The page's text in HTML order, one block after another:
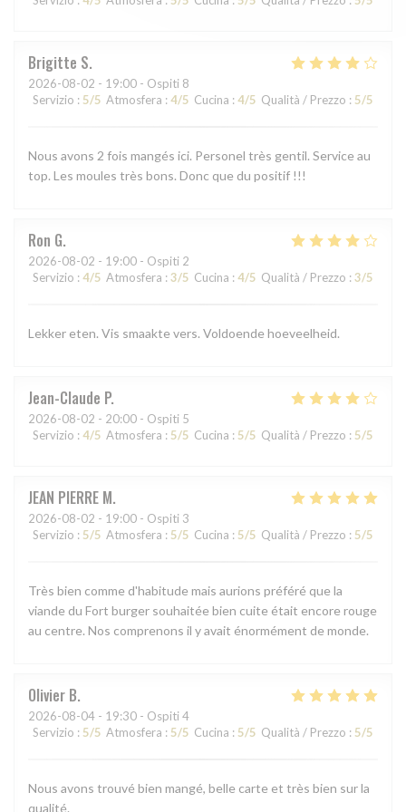
Brigitte S
2026-08-02 - 19:00 - Ospiti 8
Servizio : 5/5 Atmosfera : 4/5 Cucina : 4/5 Qualità / Prezzo : 5/5
Nous avons 2 fois mangés ici. Personel très gentil. Service au
top. Les moules très bons. Donc que du positif !!!
Ron G
2026-08-02 - 19:00 - Ospiti 2
Servizio : 4/5 Atmosfera : 3/5 Cucina : 4/5 Qualità / Prezzo : 3/5
Lekker eten. Vis smaakte vers. Voldoende hoeveelheid.
Jean-Claude P
2026-08-02 - 20:00 - Ospiti 5
Servizio : 4/5 Atmosfera : 5/5 Cucina : 5/5 Qualità / Prezzo : 5/5
JEAN PIERRE M
2026-08-02 - 19:00 - Ospiti 3
Servizio : 5/5 Atmosfera : 5/5 Cucina : 5/5 Qualità / Prezzo : 5/5
Très bien comme d'habitude mais aurions préféré que la
viande du Fort burger souhaitée bien cuite était encore rouge
au centre. Nos comprenons il y avait énormément de monde.
Olivier B
2026-08-04 - 19:30 - Ospiti 4
Servizio : 5/5 Atmosfera : 5/5 Cucina : 5/5 Qualità / Prezzo : 5/5
Nous avons trouvé bien mangé, belle carte et très bien sur la
qualité.